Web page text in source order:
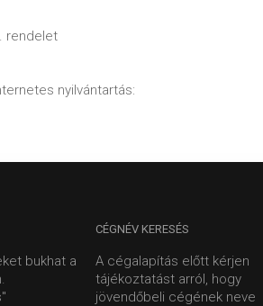
rendelet
nyilvántartás:
bukhat a
CÉGNÉV KERESÉS
A cégalapítás előtt kérjen
tájékoztatást arról, hogy
jövendőbeli cégének neve